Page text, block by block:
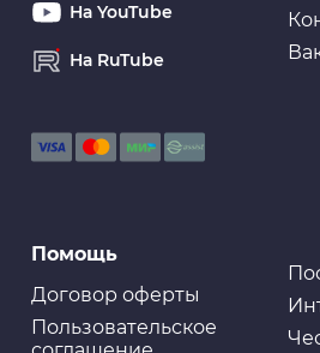
Для ремонта
Лента клейкая
Помощь
Договор оферты
Пользовательское
На YouTube
На RuTube